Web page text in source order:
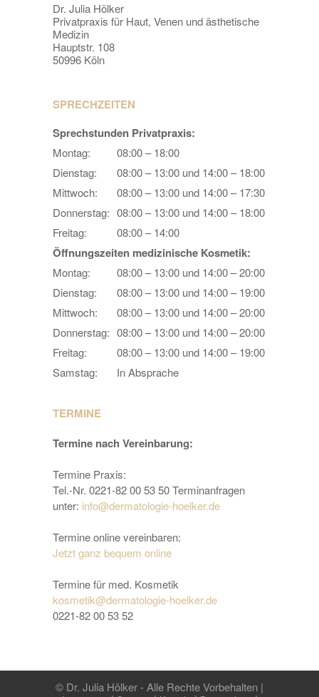
Dr. Julia Hölker
Privatpraxis für Haut, Venen und ästhetische
Medizin
Hauptstr. 108
50996 Köln
SPRECHZEITEN
Sprechstunden Privatpraxis:
Montag:
08:00 – 18:00
Dienstag:
08:00 – 13:00 und 14:00 – 18:00
Mittwoch:
08:00 – 13:00 und 14:00 – 17:30
Donnerstag: 08:00 – 13:00 und 14:00 – 18:00
Freitag:
08:00 – 14:00
Öffnungszeiten medizinische Kosmetik:
Montag:
08:00 – 13:00 und 14:00 – 20:00
Dienstag:
08:00 – 13:00 und 14:00 – 19:00
Mittwoch:
08:00 – 13:00 und 14:00 – 20:00
Donnerstag: 08:00 – 13:00 und 14:00 – 20:00
Freitag:
08:00 – 13:00 und 14:00 – 19:00
Samstag:
In Absprache
TERMINE
Termine nach Vereinbarung:
Termine Praxis:
Tel.-Nr. 0221-82 00 53 50 Terminanfragen
unter: info@dermatologie-hoelker.de
Termine online vereinbaren:
Jetzt ganz bequem online
Termine für med. Kosmetik
kosmetik@dermatologie-hoelker.de
0221-82 00 53 52
© Dr. Julia Hölker - Alle Rechte Vorbehalten |